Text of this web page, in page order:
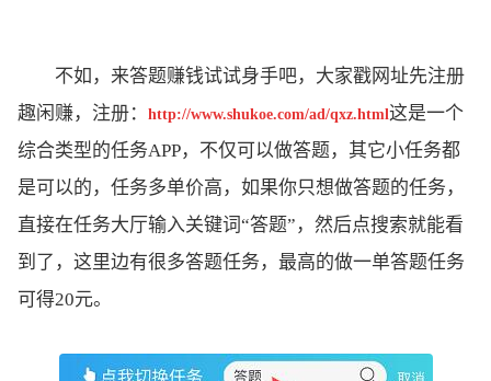
不如，来答题赚钱试试身手吧，大家戳网址先注册
趣闲赚，注册：
http://www.shukoe.com/ad/qxz.html 这是一个
综合类型的任务APP，不仅可以做答题，其它小任务都
是可以的，任务多单价高，如果你只想做答题的任务，
直接在任务大厅输入关键词“答题”，然后点搜索就能看
到了，这里边有很多答题任务，最高的做一单答题任务
可得20元。